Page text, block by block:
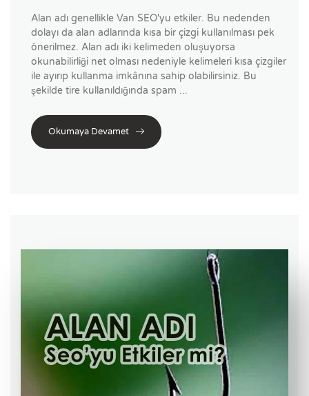
Alan adı genellikle Van SEO'yu etkiler. Bu nedenden
dolayı da alan adlarında kısa bir çizgi kullanılması pek
önerilmez. Alan adı iki kelimeden oluşuyorsa
okunabilirliği net olması nedeniyle kelimeleri kısa çizgiler
ile ayırıp kullanma imkânına sahip olabilirsiniz. Bu
şekilde tire kullanıldığında spam ...
Okumaya Devamet